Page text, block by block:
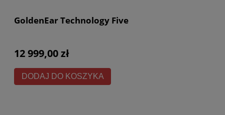
GoldenEar Technology Five
12 999,00 zł
DODAJ DO KOSZYKA